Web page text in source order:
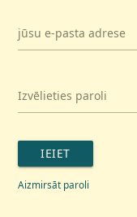
jūsu e-pasta adrese
Izvēlieties paroli
IEIET
Aizmirsāt paroli